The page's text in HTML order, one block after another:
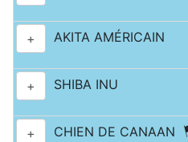
+ AKITA AMÉRICAIN
+ SHIBA INU
+ CHIEN DE CANAAN